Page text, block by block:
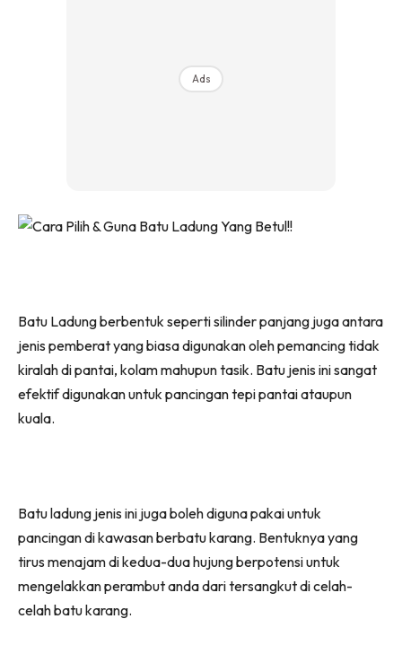
Ads
Batu Ladung berbentuk seperti silinder panjang juga antara
jenis pemberat yang biasa digunakan oleh pemancing tidak
kiralah di pantai, kolam mahupun tasik. Batu jenis ini sangat
efektif digunakan untuk pancingan tepi pantai ataupun
kuala.
Batu ladung jenis ini juga boleh diguna pakai untuk
pancingan di kawasan berbatu karang. Bentuknya yang
tirus menajam di kedua-dua hujung berpotensi untuk
mengelakkan perambut anda dari tersangkut di celah-
celah batu karang.